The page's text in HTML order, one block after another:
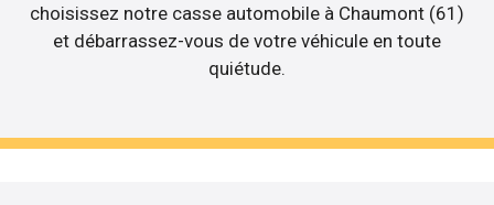
choisissez notre casse automobile à Chaumont (61)
et débarrassez-vous de votre véhicule en toute
quiétude.